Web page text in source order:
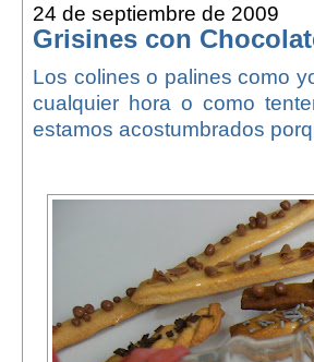
24 de septiembre de 2009
Grisines con
Los colines o palines como
cualquier hora o como
estamos acostumbrados